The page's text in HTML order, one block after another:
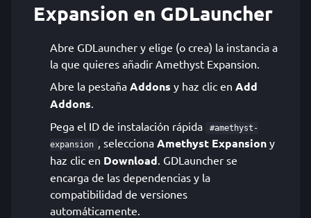
Expansion en GDLauncher
Abre GDLauncher y elige (o crea) la instancia a
la que quieres añadir Amethyst Expansion.
Abre la pestaña Addons y haz clic en Add
Addons.
Pega el ID de instalación rápida
#amethyst-
expansion , selecciona Amethyst Expansion y
haz clic en Download. GDLauncher se
encarga de las dependencias y la
compatibilidad de versiones
automáticamente.